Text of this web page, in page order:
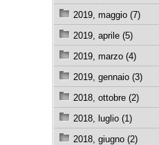
2019, maggio (7)
2019, aprile (5)
2019, marzo (4)
2019, gennaio (3)
2018, ottobre (2)
2018, luglio (1)
2018, giugno (2)